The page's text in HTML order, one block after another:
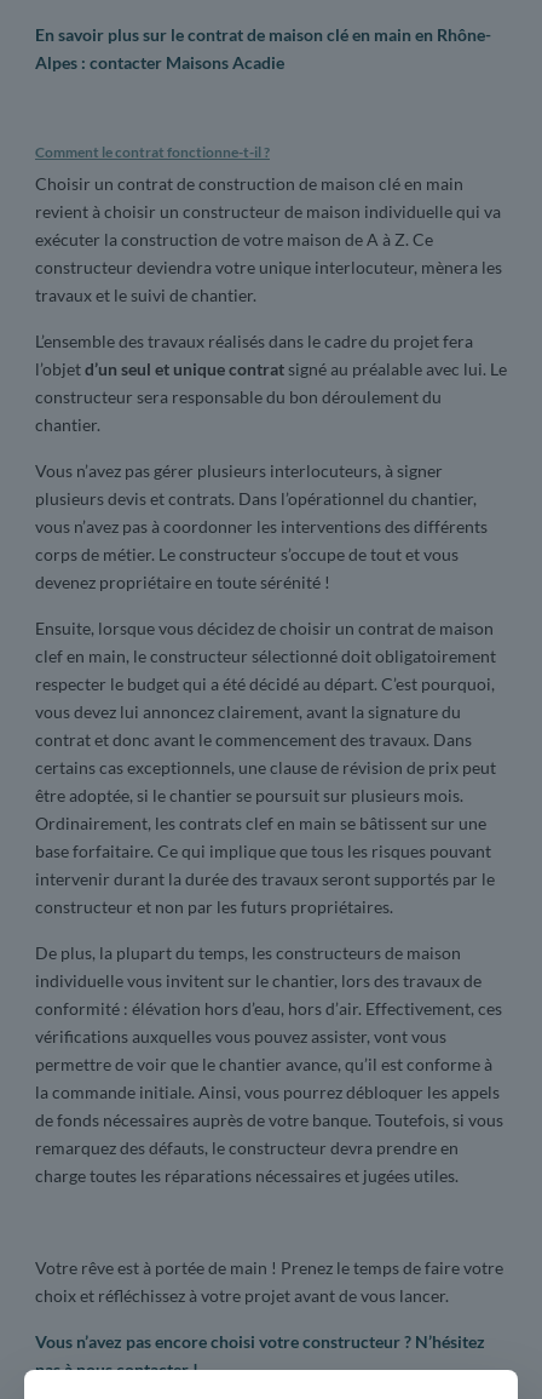
En savoir plussurle contrat de maison clé en main en Rhône-
Alpes : contacter Maisons Acadie
Comment le contrat fonctionne-t-il ?
Choisir un contrat de construction de maison clé en main
revient à choisir un constructeur de maison individuelle qui va
exécuter la construction de votre maison de A à Z. Ce
constructeur deviendra votre unique interlocuteur, mènera les
travaux et le suivi de chantier.
L’ensemble des travaux réalisés dans le cadre du projet fera
l’objetd’un seul et unique contratsigné au préalable avec lui. Le
constructeur sera responsable du bon déroulement du
chantier.
Vous n’avez pas gérer plusieurs interlocuteurs, à signer
plusieurs devis et contrats. Dans l’opérationnel du chantier,
vous n’avez pas à coordonner les interventions des différents
corps de métier. Le constructeur s’occupe de tout et vous
devenez propriétaire en toute sérénité !
Ensuite, lorsque vous décidez de choisir un contrat de maison
clef en main, le constructeur sélectionné doit obligatoirement
respecter le budget qui a été décidé au départ. C’est pourquoi,
vous devez lui annoncez clairement, avant la signature du
contrat et donc avant le commencement des travaux. Dans
certains cas exceptionnels, une clause de révision de prix peut
être adoptée, si le chantier se poursuit sur plusieurs mois.
Ordinairement, les contrats clef en main se bâtissent sur une
base forfaitaire. Ce qui implique que tous les risques pouvant
intervenir durant la durée des travaux seront supportés par le
constructeur et non par les futurs propriétaires.
De plus, la plupart du temps, les constructeurs de maison
individuelle vous invitent sur le chantier, lors des travaux de
conformité : élévation hors d’eau, hors d’air. Effectivement, ces
vérifications auxquelles vous pouvez assister, vont vous
permettre de voir que le chantier avance, qu’il est conforme à
la commande initiale. Ainsi, vous pourrez débloquer les appels
de fonds nécessaires auprès de votre banque. Toutefois, si vous
remarquez des défauts, le constructeur devra prendre en
charge toutes les réparations nécessaires et jugées utiles.
Votre rêve est à portée de main ! Prenez le temps de faire votre
choix et réfléchissez à votre projet avant de vous lancer.
Vous n’avez pas encore choisi votre constructeur ? N’hésitez
pas à nous contacter !